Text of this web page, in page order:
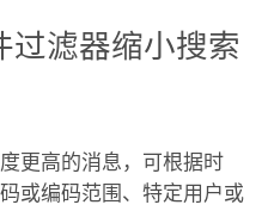
过滤器缩小搜索
更高的消息，可根据时
或编码范围、特定用户或